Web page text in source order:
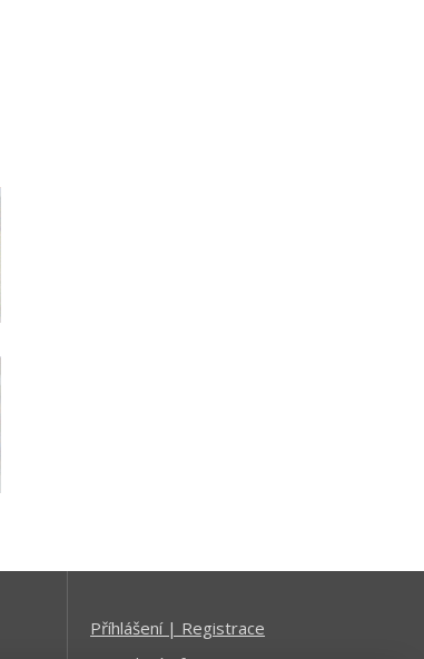
Příhlášení | Registrace